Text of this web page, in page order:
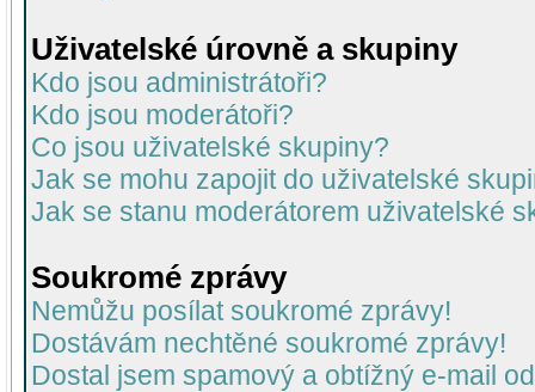
Uživatelské úrovně a skupiny
Kdo jsou administrátoři?
Kdo jsou moderátoři?
Co jsou uživatelské skupiny?
Jak se mohu zapojit do uživatelské
Jak se stanu moderátorem uživatelské
Soukromé zprávy
Nemůžu posílat soukromé zprávy!
Dostávám nechtěné soukromé zprávy!
Dostal jsem spamový a obtížný e-mail